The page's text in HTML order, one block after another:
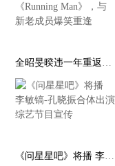
SM遭批职场霸凌！歌谣祭特别舞台aespa独缺宁宁
今年第四季度平均韩元对美元汇率逼近1400韩元